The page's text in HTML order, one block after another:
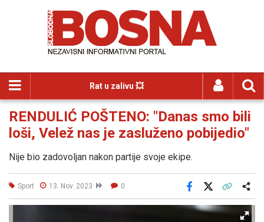
Rat u zalivu 💥
RENDULIĆ POŠTENO: "Danas smo bili
loši, Velež nas je zasluženo pobijedio"
Nije bio zadovoljan nakon partije svoje ekipe.
Sport 13. Nov. 2023 0
Facebook